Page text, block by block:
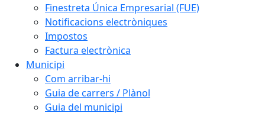
Finestreta Única Empresarial (FUE)
Notificacions electròniques
Impostos
Factura electrònica
Municipi
Com arribar-hi
Guia de carrers / Plànol
Guia del municipi